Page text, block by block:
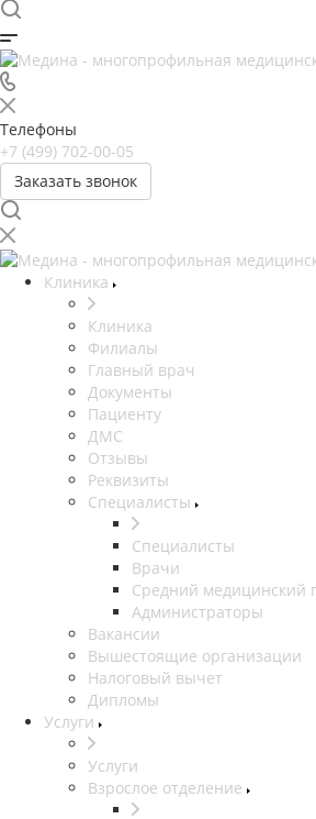
Телефоны
+7 (499) 702-00-05
Заказать звонок
Клиника
Клиника
Филиалы
Главный врач
Документы
Пациенту
ДМС
Отзывы
Реквизиты
Специалисты
Специалисты
Врачи
Средний медицинский
Администраторы
Вакансии
Вышестоящие организации
Налоговый вычет
Дипломы
Услуги
Услуги
Взрослое отделение